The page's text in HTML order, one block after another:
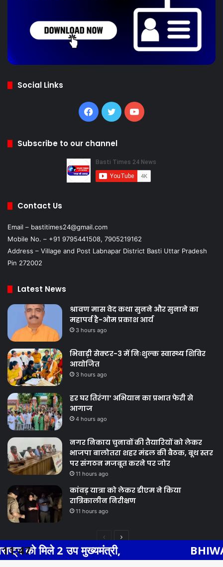
Social Links
Facebook
TwitterYouTube
Subscribe to our channel
Contact Us
Email – bastitimes24@gmail.com
Mobile No. – +91 9795441508, 7905219162
Address – Village and Post Labnapar District Basti Uttar Pradesh
Pin 272002
Latest News
श्रावण मास वेद कथा सुनने और सुनाने का
महापर्व है-ओम प्रकाश आर्य
3 hours ago
भिवाड़ी सेक्टर-3 में निःशुल्क स्वास्थ्य शिविर
आयोजित
3 hours ago
हर घर तिरंगा’ अभियान का प्रभात फेरी से
आगाज
4 hours ago
नगर निकाय चुनावों की तैयारियों को लेकर
भाजपा बालोतरा शहर मंडल की बैठक, बूथ स्तर
पर संगठन मजबूत करने पर जोर
11 hours ago
कांवड़ यात्रा को लेकर डीएम ने किया
रात्रिकालीन निरीक्षण
11 hours ago
Previous
page
Next
Facebook Twitter WhatsApp Telegram
BHIWADI NEWS एसएस
11:47